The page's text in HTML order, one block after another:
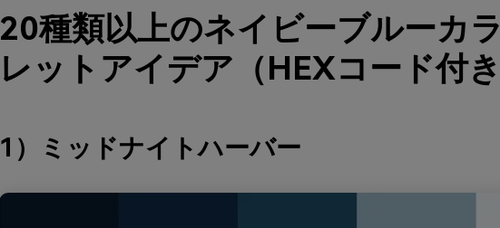
20種類以上のネイビーブルーカ
レットアイデア（HEXコード付き
1）ミッドナイトハーバー